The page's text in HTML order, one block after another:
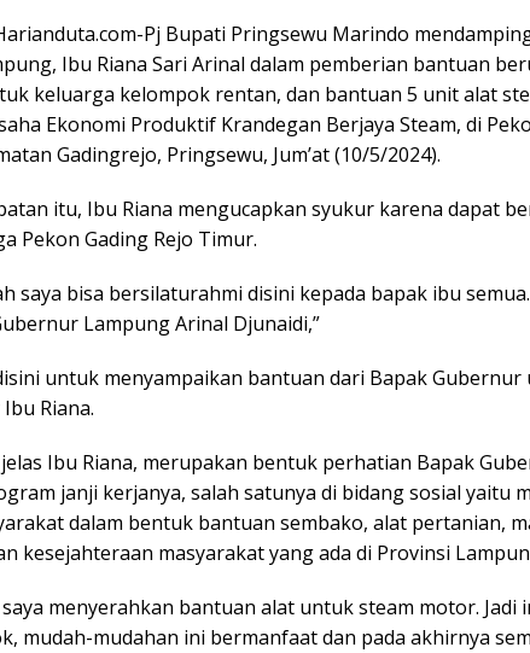
Pj Bupati Pringsewu Marindo
Ibu Riana Sari Arinal dalam pemberian bantuan
keluarga kelompok rentan, dan bantuan 5 unit alat
Ekonomi Produktif Krandegan Berjaya Steam, di
Gadingrejo, Pringsewu, Jum’at (10/5/2024).
itu, Ibu Riana mengucapkan syukur karena dapat
Pekon Gading Rejo Timur.
saya bisa bersilaturahmi disini kepada bapak ibu
Lampung Arinal Djunaidi,”
untuk menyampaikan bantuan dari Bapak
Riana.
Ibu Riana, merupakan bentuk perhatian Bapak
janji kerjanya, salah satunya di bidang sosial yaitu
dalam bentuk bantuan sembako, alat pertanian,
kesejahteraan masyarakat yang ada di Provinsi
menyerahkan bantuan alat untuk steam motor. Jadi
mudah-mudahan ini bermanfaat dan pada akhirnya